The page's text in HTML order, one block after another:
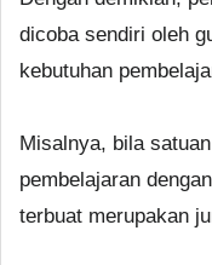
dicoba sendiri oleh
kebutuhan
Misalnya, bila
pembelajaran
terbuat merupakan